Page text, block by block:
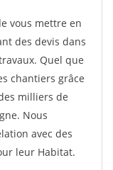
vous mettre en
des devis dans
Quel que
chantiers grâce
milliers de
Nous
avec des
leur Habitat.